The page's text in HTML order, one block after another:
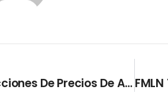
50,000 Inspecciones De Precios De Alimentos Y Combustibles Registra Gobierno